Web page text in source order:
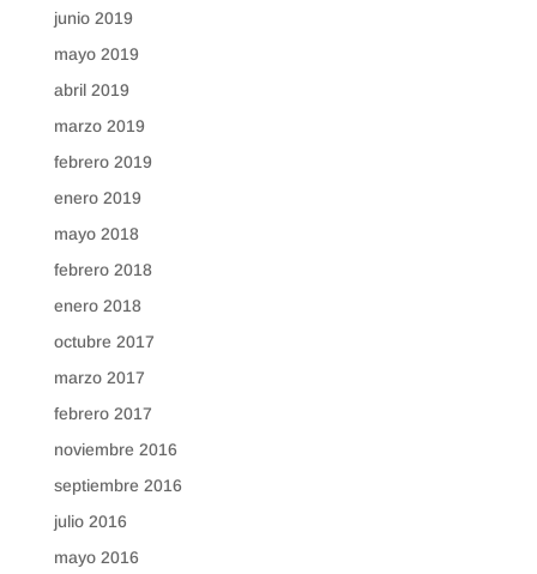
junio 2019
mayo 2019
abril 2019
marzo 2019
febrero 2019
enero 2019
mayo 2018
febrero 2018
enero 2018
octubre 2017
marzo 2017
febrero 2017
noviembre 2016
septiembre 2016
julio 2016
mayo 2016